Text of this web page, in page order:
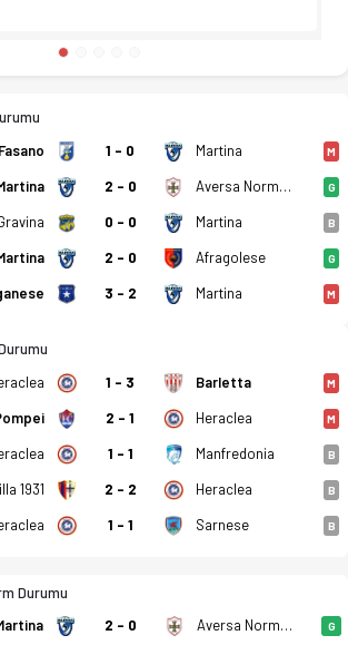
1 bitti. Gol anları, kadro, istatistikler,
Fasano 1 - 0 Martina M
2 - 0 Aversa Normanna G
0 - 0 Martina B
2 - 0 Afragolese G
3 - 2 Martina M
1 - 3 Barletta M
2 - 1 Heraclea M
1 - 1 Manfredonia B
1931 2 - 2 Heraclea B
1 - 1 Sarnese B
Durumu
2 - 0 Aversa Normanna G